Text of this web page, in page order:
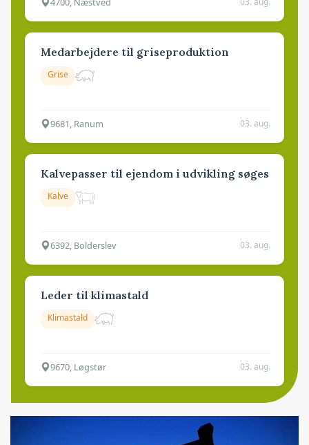
Medarbejdere til griseproduktion
Grise
9681, Ranum 03. aug.
Kalvepasser til ejendom i udvikling søges
Kalve
6392, Bolderslev 03. aug.
Leder til klimastald
Klimastald
9670, Løgstør 03. aug.